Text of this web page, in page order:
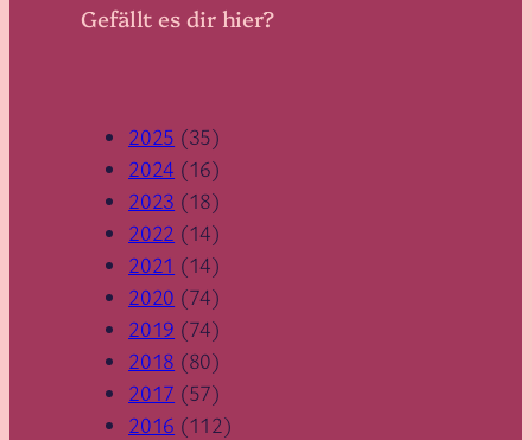
Gefällt es dir hier?
2025 (35)
2024 (16)
2023 (18)
2022 (14)
2021 (14)
2020 (74)
2019 (74)
2018 (80)
2017 (57)
2016 (112)